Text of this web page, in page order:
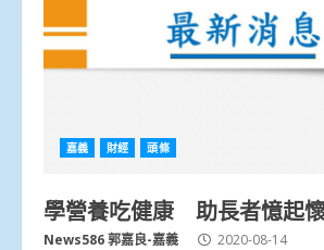
嘉義 財經 頭條
學營養吃健康 助長者憶起
News586 郭嘉良-嘉義 2020-08-14